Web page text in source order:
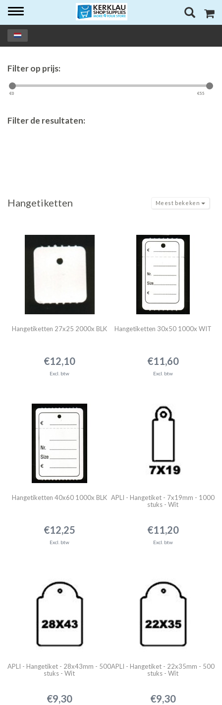
Toggle
Filter op prijs:
€0 €55
Filter de resultaten:
Hangetiketten Meest bekeken
Hangetiketten 27x25 2000x BLK
€12,10
Excl. btw
Hangetiketten 30x50 1000x WIT
€11,60
Excl. btw
Hangetiketten 40x60 1000x BLK
€12,25
Excl. btw
APLI - Hangetiket - 7x19mm - 1000
stuks - Wit
€11,20
Excl. btw
APLI - Hangetiket - 28x43mm - 500
stuks - Wit
€9,30
APLI - Hangetiket - 22x35mm - 500
stuks - Wit
€9,30